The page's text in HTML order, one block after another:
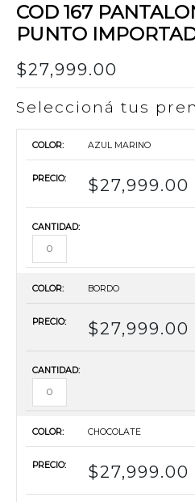
COD 167
PUNTO
$27,999.00
Seleccioná tus
AZUL MARINO
$27,999.00
BORDO
$27,999.00
CHOCOLATE
$27,999.00